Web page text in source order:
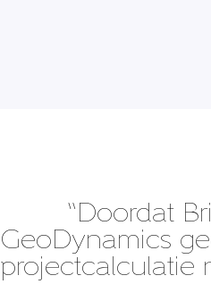
“Doordat
GeoDynamics
projectcalculatie